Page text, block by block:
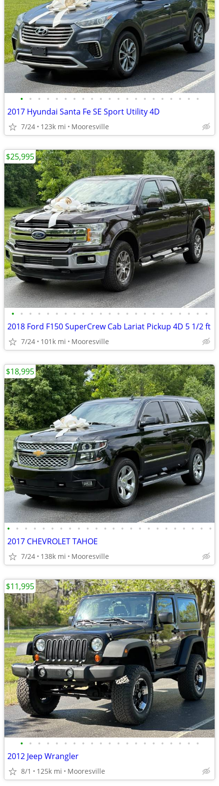
• • • • • • • • • • • • • • • • • • • • •
2017 Hyundai Santa Fe SE Sport Utility 4D
7/24 123k mi Mooresville
• • • • • • • • • • • • • • • • • • • • • • •
2018 Ford F150 SuperCrew Cab Lariat Pickup 4D 5 1/2 ft
7/24 101k mi Mooresville
$25,995
• • • • • • • • • • • • • • • • • • • • • • • •
2017 CHEVROLET TAHOE
7/24 138k mi Mooresville
$18,995
• • • • • • • • • • • • • • • • • • • • •
2012 Jeep Wrangler
8/1 125k mi Mooresville
$11,995